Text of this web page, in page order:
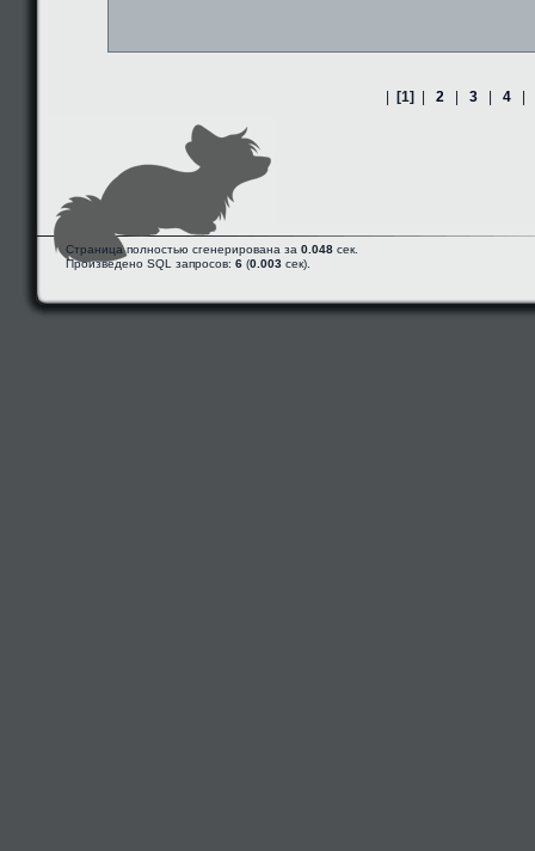
[1] 2 3 4
Страница полностью сгенерирована за 0.048 сек.
Произведено SQL запросов: 6 (0.003 сек).